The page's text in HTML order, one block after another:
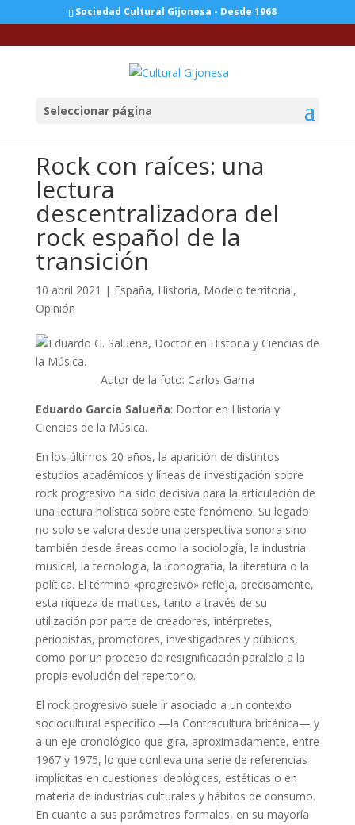
Sociedad Cultural Gijonesa - Desde 1968
Seleccionar página
Rock con raíces: una
lectura
descentralizadora del
rock español de la
transición
10 abril 2021 | España, Historia, Modelo territorial,
Opinión
Autor de la foto: Carlos Garna
Eduardo García Salueña: Doctor en Historia y
Ciencias de la Música.
En los últimos 20 años, la aparición de distintos
estudios académicos y líneas de investigación sobre
rock progresivo ha sido decisiva para la articulación de
una lectura holística sobre este fenómeno. Su legado
no solo se valora desde una perspectiva sonora sino
también desde áreas como la sociología, la industria
musical, la tecnología, la iconografía, la literatura o la
política. El término «progresivo» refleja, precisamente,
esta riqueza de matices, tanto a través de su
utilización por parte de creadores, intérpretes,
periodistas, promotores, investigadores y públicos,
como por un proceso de resignificación paralelo a la
propia evolución del repertorio.
El rock progresivo suele ir asociado a un contexto
sociocultural específico —la Contracultura británica— y
a un eje cronológico que gira, aproximadamente, entre
1967 y 1975, lo que conlleva una serie de referencias
implícitas en cuestiones ideológicas, estéticas o en
materia de industrias culturales y hábitos de consumo.
En cuanto a sus parámetros formales, en su mayoría